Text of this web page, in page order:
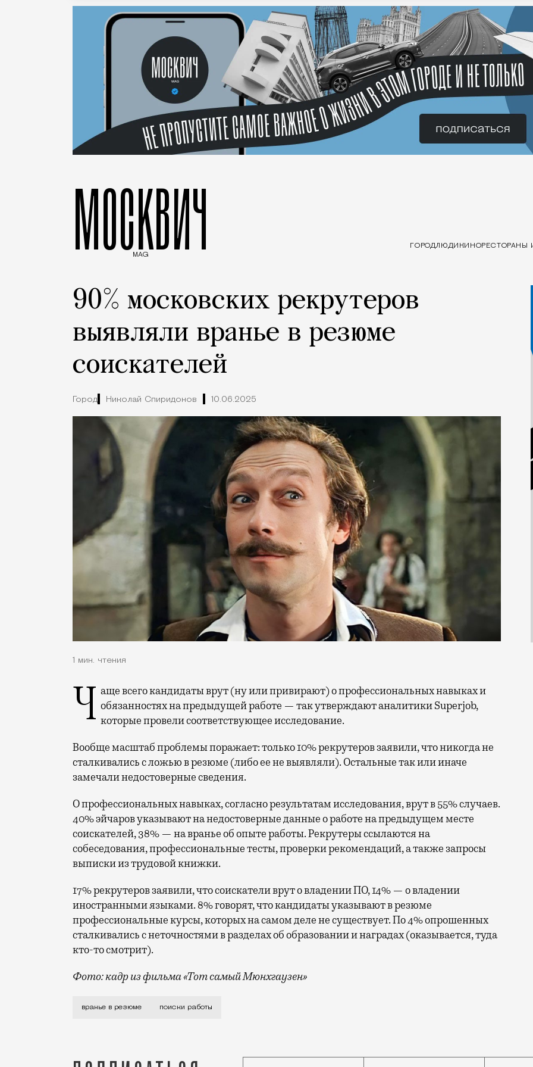
МОСКВИЧ
MAG
ГОРОДЛЮДИ КИНОРЕСТОРАНЫ
90% московских рекрутеров
выявляли вранье в резюме
соискателей
Город Николай Спиридонов 10.06.2025
1 мин. чтения
Чаще всего кандидаты врут (ну или привирают) о профессиональных навыках и обязанностях на предыдущей работе — так утверждают аналитики Superjob,
которые провели соответствующее исследование.
Вообще масштаб проблемы поражает: только 10% рекрутеров заявили, что никогда не
сталкивались с ложью в резюме (либо ее не выявляли). Остальные так или иначе
замечали недостоверные сведения.
О профессиональных навыках, согласно результатам исследования, врут в 55% случаев.
40% эйчаров указывают на недостоверные данные о работе на предыдущем месте
соискателей, 38% — на вранье об опыте работы. Рекрутеры ссылаются на
собеседования, профессиональные тесты, проверки рекомендаций, а также запросы
выписки из трудовой книжки.
17% рекрутеров заявили, что соискатели врут о владении ПО, 14% — о владении
иностранными языками. 8% говорят, что кандидаты указывают в резюме
профессиональные курсы, которых на самом деле не существует. По 4% опрошенных
сталкивались с неточностями в разделах об образовании и наградах (оказывается, туда
кто-то смотрит).
Фото: кадр из фильма «Тот самый Мюнхгаузен»
Чаще всего кандидаты врут (ну или привирают) о профессиональных навыках и
вранье в резюме поиски работы